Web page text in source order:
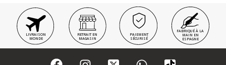
LIVRAISON
MONDE
RETRAIT EN
MAGASIN
PAIEMENT
SÉCURISÉ
FABRIQUÉ À LA
MAIN EN
ESPAGNE